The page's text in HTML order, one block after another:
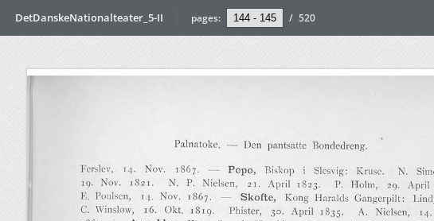
DetDanskeNationalteater_5-II pages: / 520